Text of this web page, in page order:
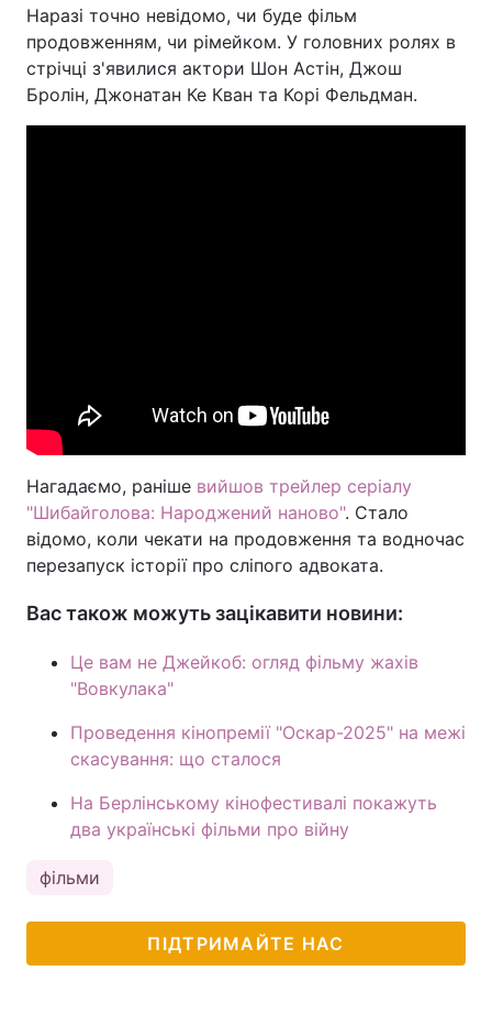
Наразі точно невідомо, чи буде фільм
продовженням, чи рімейком. У головних ролях в
стрічці з'явилися актори Шон Астін, Джош
Бролін, Джонатан Ке Кван та Корі Фельдман.
Нагадаємо, раніше вийшов трейлер серіалу
"Шибайголова: Народжений наново". Стало
відомо, коли чекати на продовження та водночас
перезапуск історії про сліпого адвоката.
Вас також можуть зацікавити новини:
Це вам не Джейкоб: огляд фільму жахів
"Вовкулака"
Проведення кінопремії "Оскар-2025" на межі
скасування: що сталося
На Берлінському кінофестивалі покажуть
два українські фільми про війну
фільми
ПІДТРИМАЙТЕ НАС